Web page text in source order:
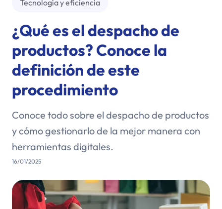
Tecnología y eficiencia
¿Qué es el despacho de
productos? Conoce la
definición de este
procedimiento
Conoce todo sobre el despacho de productos
y cómo gestionarlo de la mejor manera con
herramientas digitales.
16/01/2025